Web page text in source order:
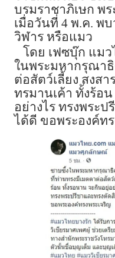
บรมราชาภิเษก พ
เมื่อวันที่ 4 พ.ค. พ
วิฬาร หรือแมว
โดย เฟซบุ๊ก แมว
ในพระมหากรุณา
ต่อสัตว์เลี้ยง สงส
ทรมานเค้า ทั้งร้อ
อย่างไร ทรงพระ
ได้ดี ขอพระองค์ท